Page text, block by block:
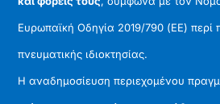
Ευρωπαϊκή Οδηγία 2019/790 (ΕΕ) περί
πνευματικής ιδιοκτησίας.
Η αναδημοσίευση περιεχομένου